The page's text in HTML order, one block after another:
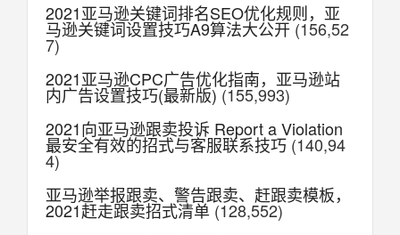
2021亚马逊关键词排名SEO优化规则，亚
马逊关键词设置技巧A9算法大公开 (156,52
7)
2021亚马逊CPC广告优化指南，亚马逊站
内广告设置技巧(最新版) (155,993)
2021向亚马逊跟卖投诉 Report a Violation
最安全有效的招式与客服联系技巧 (140,94
4)
亚马逊举报跟卖、警告跟卖、赶跟卖模板，
2021赶走跟卖招式清单 (128,552)